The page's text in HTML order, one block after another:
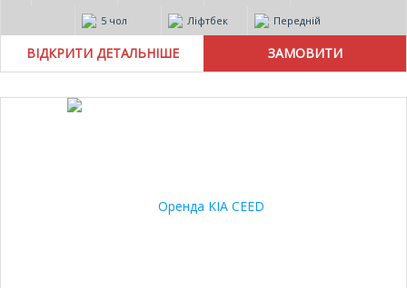
5 чол Ліфтбек Передній
ВІДКРИТИ ДЕТАЛЬНІШЕ